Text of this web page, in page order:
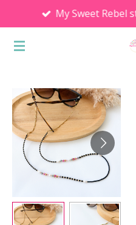
direct
naar
My Sweet Rebel